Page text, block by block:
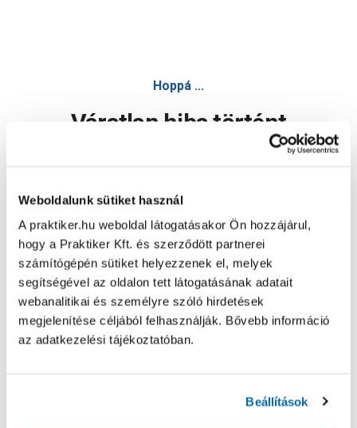
Weboldalunk sütiket használ
A praktiker.hu weboldal látogatásakor Ön hozzájárul,
hogy a Praktiker Kft. és szerződött partnerei
számítógépén sütiket helyezzenek el, melyek
segítségével az oldalon tett látogatásának adatait
webanalitikai és személyre szóló hirdetések
megjelenítése céljából felhasználják. Bővebb információ
az adatkezelési tájékoztatóban.
Beállítások
Hoppá ...
Váratlan hiba történt
Oldal újratöltése